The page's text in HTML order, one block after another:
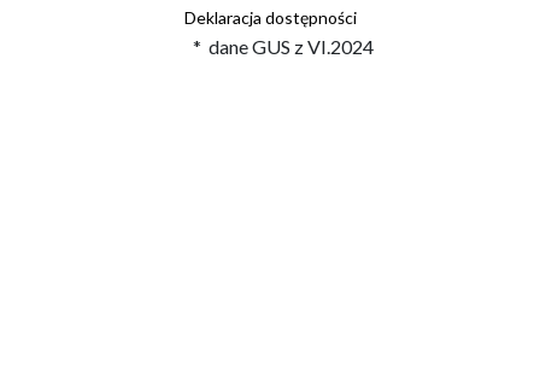
Deklaracja dostępności
* dane GUS z VI.2024